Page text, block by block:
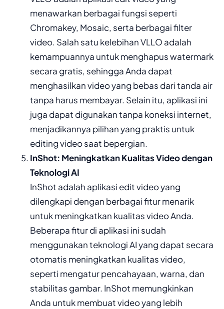
menawarkan berbagai fungsi seperti
Chromakey, Mosaic, serta berbagai filter
video. Salah satu kelebihan VLLO adalah
kemampuannya untuk menghapus watermark
secara gratis, sehingga Anda dapat
menghasilkan video yang bebas dari tanda air
tanpa harus membayar. Selain itu, aplikasi ini
juga dapat digunakan tanpa koneksi internet,
menjadikannya pilihan yang praktis untuk
editing video saat bepergian.
InShot: Meningkatkan Kualitas Video dengan
Teknologi AI
InShot adalah aplikasi edit video yang
dilengkapi dengan berbagai fitur menarik
untuk meningkatkan kualitas video Anda.
Beberapa fitur di aplikasi ini sudah
menggunakan teknologi AI yang dapat secara
otomatis meningkatkan kualitas video,
seperti mengatur pencahayaan, warna, dan
stabilitas gambar. InShot memungkinkan
Anda untuk membuat video yang lebih